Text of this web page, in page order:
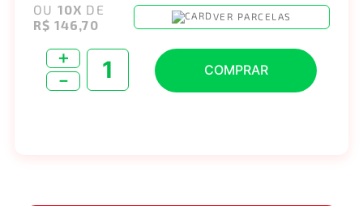
OU 10X DE
R$ 146,70
VER PARCELAS
＋
－
COMPRAR